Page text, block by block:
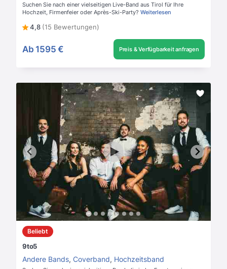
Suchen Sie nach einer vielseitigen Live-Band aus Tirol für Ihre
Hochzeit, Firmenfeier oder Après-Ski-Party? Weiterlesen
4,8 (15 Bewertungen)
Ab 1595 € Preis & Verfügbarkeit anfragen
Beliebt
9to5
Andere Bands, Coverband, Hochzeitsband